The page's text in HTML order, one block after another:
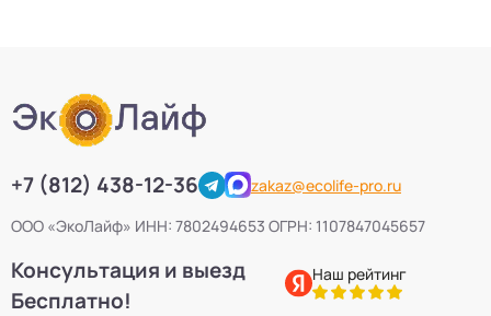
+7 (812) 438-12-36
zakaz@ecolife-pro.ru
ООО «ЭкоЛайф» ИНН: 7802494653 ОГРН: 1107847045657
Консультация и выезд
Бесплатно!
Наш рейтинг